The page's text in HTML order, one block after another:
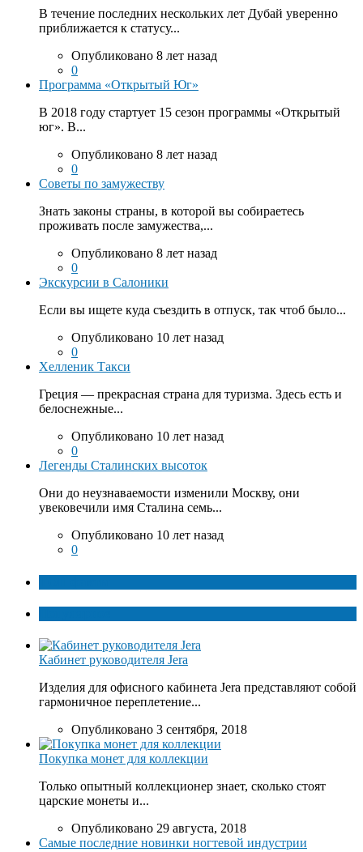
В течение последних нескольких лет Дубай уверенно
приближается к статусу...
Опубликовано 8 лет назад
0
Программа «Открытый Юг»
В 2018 году стартует 15 сезон программы «Открытый
юг». В...
Опубликовано 8 лет назад
0
Советы по замужеству
Знать законы страны, в которой вы собираетесь
проживать после замужества,...
Опубликовано 8 лет назад
0
Экскурсии в Салоники
Если вы ищете куда съездить в отпуск, так чтоб было...
Опубликовано 10 лет назад
0
Хелленик Такси
Греция — прекрасная страна для туризма. Здесь есть и
белоснежные...
Опубликовано 10 лет назад
0
Легенды Сталинских высоток
Они до неузнаваемости изменили Москву, они
увековечили имя Сталина семь...
Опубликовано 10 лет назад
0
Кабинет руководителя Jera
Изделия для офисного кабинета Jera представляют собой
гармоничное переплетение...
Опубликовано 3 сентября, 2018
Покупка монет для коллекции
Только опытный коллекционер знает, сколько стоят
царские монеты и...
Опубликовано 29 августа, 2018
Самые последние новинки ногтевой индустрии